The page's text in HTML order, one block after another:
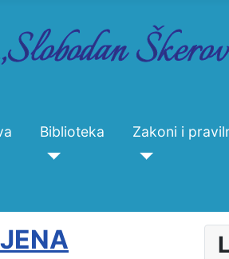
Biblioteka Zakoni i